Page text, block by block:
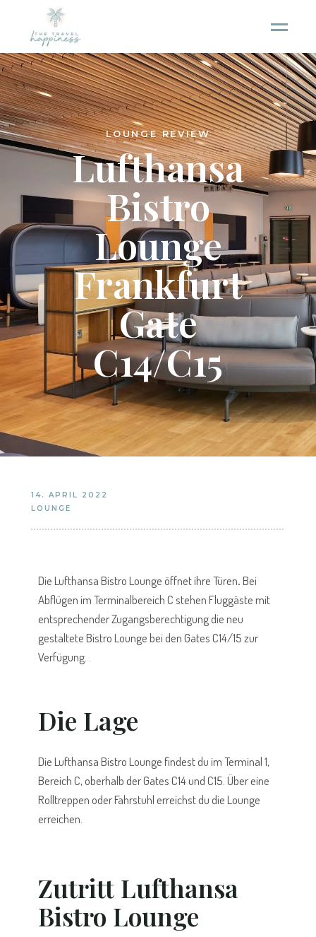
LOUNGE REVIEW
Lufthansa
Bistro
Lounge
Frankfurt
Gate
C14/C15
14. APRIL 2022
LOUNGE
Die Lufthansa Bistro Lounge öffnet ihre Türen.Bei
Abflügen im Terminalbereich C stehen Fluggäste mit
entsprechender Zugangsberechtigung die neu
gestaltete Bistro Lounge bei den Gates C14/15 zur
Verfügung. .
Die Lage
Die Lufthansa Bistro Lounge findest du im Terminal 1,
Bereich C, oberhalb der Gates C14 und C15. Über eine
Rolltreppen oder Fahrstuhl erreichst du die Lounge
erreichen.
Zutritt Lufthansa
Bistro Lounge